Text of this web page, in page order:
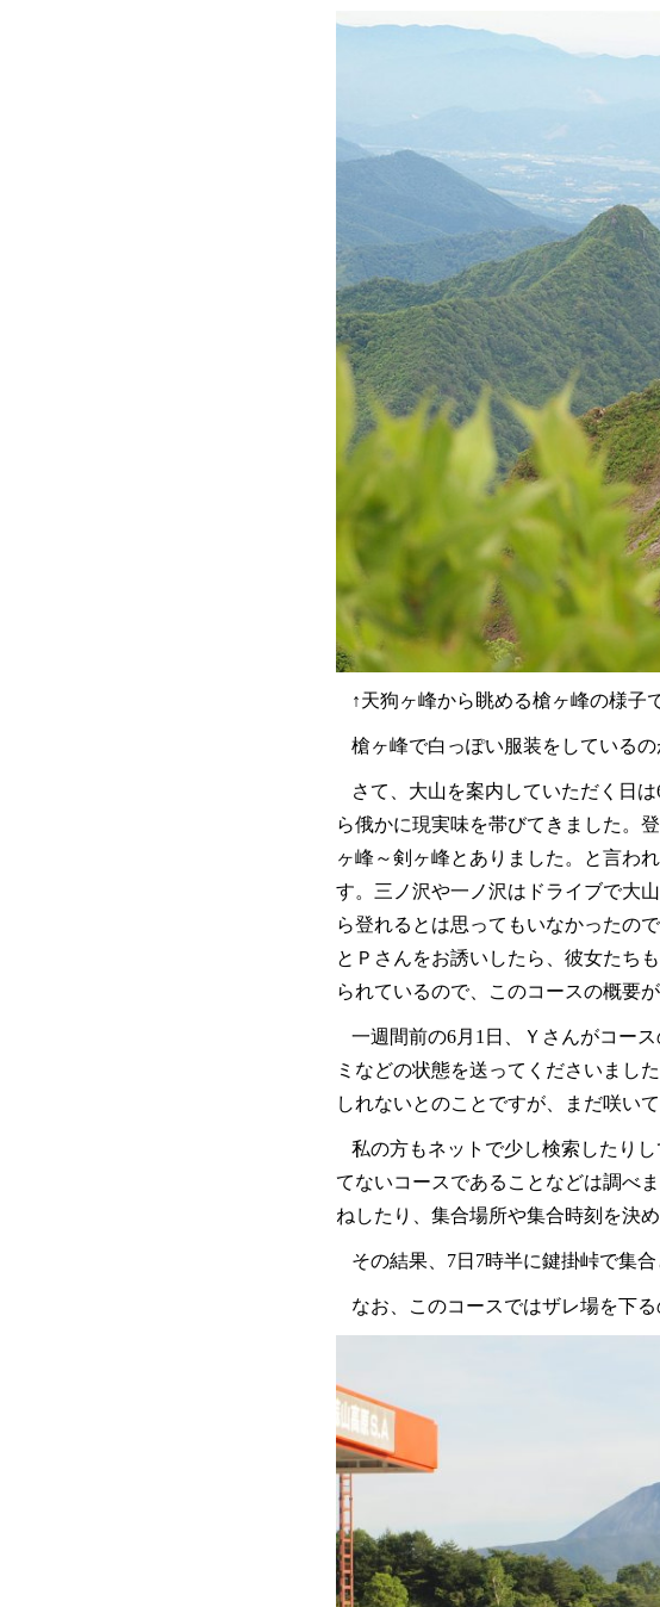
↑天狗ヶ峰から眺める槍ヶ峰の様子
槍ヶ峰で白っぽい服装をしている
さて、大山を案内していただく日
ら俄かに現実味を帯びてきました。
ヶ峰～剣ヶ峰とありました。と言わ
す。三ノ沢や一ノ沢はドライブで大
ら登れるとは思ってもいなかったの
とＰさんをお誘いしたら、彼女たち
られているので、このコースの概要
一週間前の6月1日、Ｙさんがコー
ミなどの状態を送ってくださいまし
しれないとのことですが、まだ咲い
私の方もネットで少し検索したり
てないコースであることなどは調べ
ねしたり、集合場所や集合時刻を決
その結果、7日7時半に鍵掛峠で集合
なお、このコースではザレ場を下